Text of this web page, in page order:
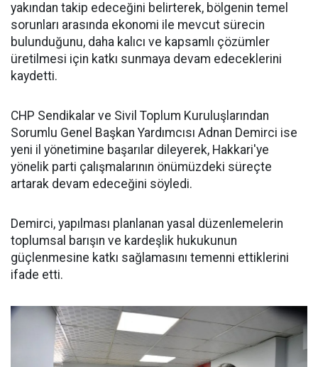
yakından takip edeceğini belirterek, bölgenin temel
sorunları arasında ekonomi ile mevcut sürecin
bulunduğunu, daha kalıcı ve kapsamlı çözümler
üretilmesi için katkı sunmaya devam edeceklerini
kaydetti.
CHP Sendikalar ve Sivil Toplum Kuruluşlarından
Sorumlu Genel Başkan Yardımcısı Adnan Demirci ise
yeni il yönetimine başarılar dileyerek, Hakkari'ye
yönelik parti çalışmalarının önümüzdeki süreçte
artarak devam edeceğini söyledi.
Demirci, yapılması planlanan yasal düzenlemelerin
toplumsal barışın ve kardeşlik hukukunun
güçlenmesine katkı sağlamasını temenni ettiklerini
ifade etti.